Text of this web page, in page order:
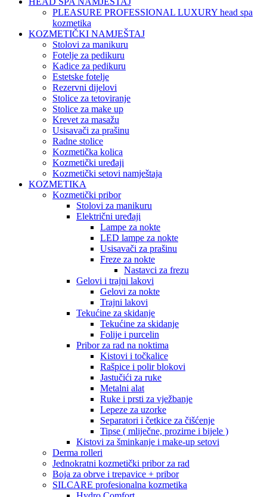
PLEASURE PROFESSIONAL LUXURY head spa
kozmetika
KOZMETIČKI NAMJEŠTAJ
Stolovi za manikuru
Fotelje za pedikuru
Kadice za pedikuru
Estetske fotelje
Rezervni dijelovi
Stolice za tetoviranje
Stolice za make up
Krevet za masažu
Usisavači za prašinu
Radne stolice
Kozmetička kolica
Kozmetički uređaji
Kozmetički setovi namještaja
KOZMETIKA
Kozmetički pribor
Stolovi za manikuru
Električni uređaji
Lampe za nokte
LED lampe za nokte
Usisavači za prašinu
Freze za nokte
Nastavci za frezu
Gelovi i trajni lakovi
Gelovi za nokte
Trajni lakovi
Tekućine za skidanje
Tekućine za skidanje
Folije i purcelin
Pribor za rad na noktima
Kistovi i točkalice
Rašpice i polir blokovi
Jastučići za ruke
Metalni alat
Ruke i prsti za vježbanje
Lepeze za uzorke
Separatori i četkice za čišćenje
Tipse ( mliječne, prozirne i bijele )
Kistovi za šminkanje i make-up setovi
Derma rolleri
Jednokratni kozmetički pribor za rad
Boja za obrve i trepavice + pribor
SILCARE profesionalna kozmetika